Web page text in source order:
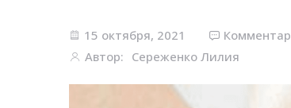
15 октября, 2021
Автор: Сереженко Лилия